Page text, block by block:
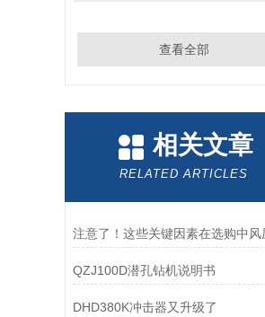
查看全部
相关文章
RELATED ARTICLES
QZJ100D潜孔钻机说明书
DHD380K冲击器又升级了